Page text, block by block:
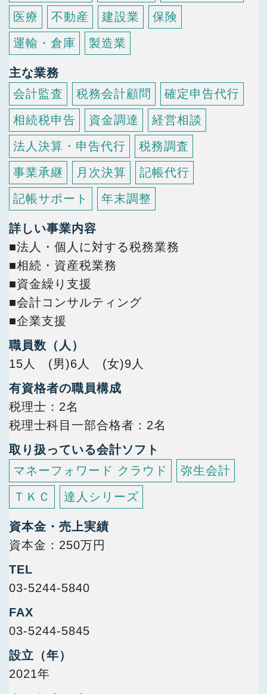
医療
不動産 建設業
保険
運輸・倉庫
製造業
主な業務
会計監査
税務会計顧問
確定申告代行
相続税申告
資金調達
経営相談
法人決算・申告代行
税務調査
事業承継
月次決算
記帳代行
記帳サポート
年末調整
詳しい事業内容
■法人・個人に対する税務業務
■相続・資産税業務
■資金繰り支援
■会計コンサルティング
■企業支援
職員数（人）
15人 (男)6人 (女)9人
有資格者の職員構成
税理士
2名
税理士科目一部合格者
2名
取り扱っている会計ソフト
マネーフォワード クラウド
弥生会計
ＴＫＣ
達人シリーズ
資本金・売上実績
資本金：250万円
TEL
03-5244-5840
FAX
03-5244-5845
設立（年）
2021年